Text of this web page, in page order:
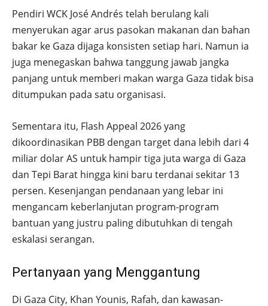
Pendiri WCK José Andrés telah berulang kali
menyerukan agar arus pasokan makanan dan bahan
bakar ke Gaza dijaga konsisten setiap hari. Namun ia
juga menegaskan bahwa tanggung jawab jangka
panjang untuk memberi makan warga Gaza tidak bisa
ditumpukan pada satu organisasi.
Sementara itu, Flash Appeal 2026 yang
dikoordinasikan PBB dengan target dana lebih dari 4
miliar dolar AS untuk hampir tiga juta warga di Gaza
dan Tepi Barat hingga kini baru terdanai sekitar 13
persen. Kesenjangan pendanaan yang lebar ini
mengancam keberlanjutan program-program
bantuan yang justru paling dibutuhkan di tengah
eskalasi serangan.
Pertanyaan yang Menggantung
Di Gaza City, Khan Younis, Rafah, dan kawasan-